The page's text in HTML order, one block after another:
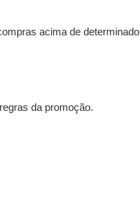
acima de determinado
da promoção.